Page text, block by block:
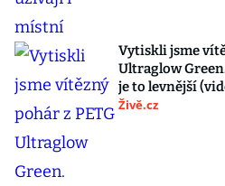
Vytiskli jsme
Ultraglow
je to levnější
Živě.cz